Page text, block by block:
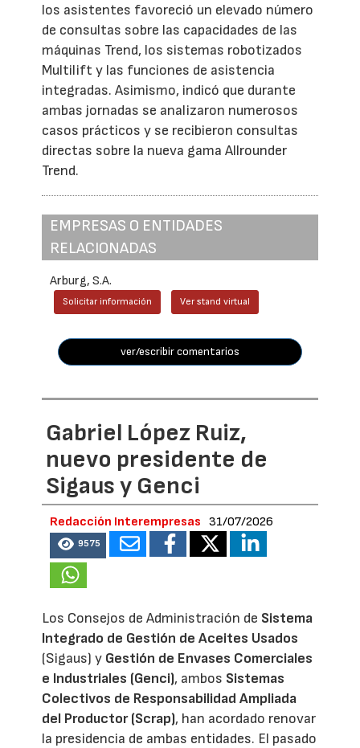
los asistentes favoreció un elevado número
de consultas sobre las capacidades de las
máquinas Trend, los sistemas robotizados
Multilift y las funciones de asistencia
integradas. Asimismo, indicó que durante
ambas jornadas se analizaron numerosos
casos prácticos y se recibieron consultas
directas sobre la nueva gama Allrounder
Trend.
EMPRESAS O ENTIDADES
RELACIONADAS
Arburg, S.A.
Solicitar información Ver stand virtual
ver/escribir comentarios
Gabriel López Ruiz,
nuevo presidente de
Sigaus y Genci
Redacción Interempresas 31/07/2026
9575
Los Consejos de Administración de Sistema
Integrado de Gestión de Aceites Usados
(Sigaus) y Gestión de Envases Comerciales
e Industriales (Genci), ambos Sistemas
Colectivos de Responsabilidad Ampliada
del Productor (Scrap), han acordado renovar
la presidencia de ambas entidades. El pasado